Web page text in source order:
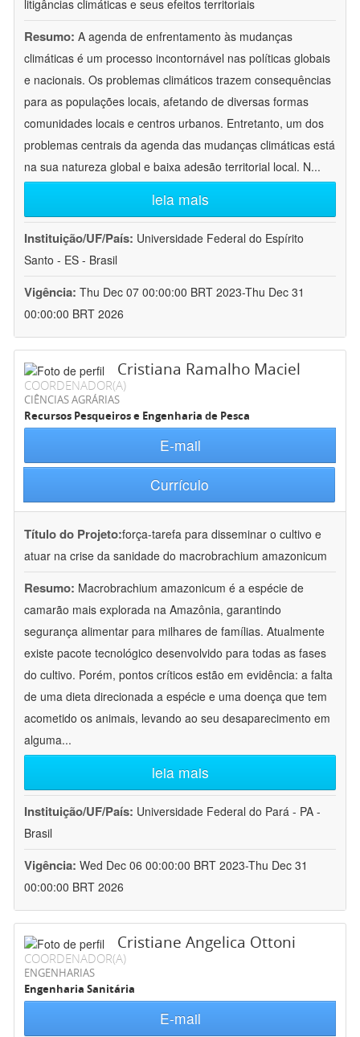
litigâncias climáticas e seus efeitos territoriais
Resumo: A agenda de enfrentamento às mudanças
climáticas é um processo incontornável nas políticas globais
e nacionais. Os problemas climáticos trazem consequências
para as populações locais, afetando de diversas formas
comunidades locais e centros urbanos. Entretanto, um dos
problemas centrais da agenda das mudanças climáticas está
na sua natureza global e baixa adesão territorial local. N...
leia mais
Instituição/UF/País: Universidade Federal do Espírito
Santo - ES - Brasil
Vigência: Thu Dec 07 00:00:00 BRT 2023-Thu Dec 31
00:00:00 BRT 2026
Cristiana Ramalho Maciel
COORDENADOR(A)
CIÊNCIAS AGRÁRIAS
Recursos Pesqueiros e Engenharia de Pesca
E-mail
Currículo
Título do Projeto:força-tarefa para disseminar o cultivo e
atuar na crise da sanidade do macrobrachium amazonicum
Resumo: Macrobrachium amazonicum é a espécie de
camarão mais explorada na Amazônia, garantindo
segurança alimentar para milhares de famílias. Atualmente
existe pacote tecnológico desenvolvido para todas as fases
do cultivo. Porém, pontos críticos estão em evidência: a falta
de uma dieta direcionada a espécie e uma doença que tem
acometido os animais, levando ao seu desaparecimento em
alguma...
leia mais
Instituição/UF/País: Universidade Federal do Pará - PA -
Brasil
Vigência: Wed Dec 06 00:00:00 BRT 2023-Thu Dec 31
00:00:00 BRT 2026
Cristiane Angelica Ottoni
COORDENADOR(A)
ENGENHARIAS
Engenharia Sanitária
E-mail